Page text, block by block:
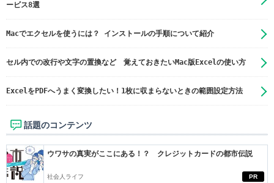
ービス8選
Macでエクセルを使うには？ インストールの手順について紹介
セル内での改行や文字の置換など 覚えておきたいMac版Excelの使い方
ExcelをPDFへうまく変換したい！1枚に収まらないときの範囲設定方法
話題のコンテンツ
PR
ウワサの真実がここにある！？ クレジットカードの都市伝説
社会人ライフ